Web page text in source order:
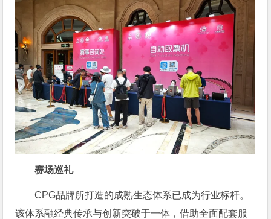
赛场巡礼
CPG品牌所打造的成熟生态体系已成为行业标杆。
该体系融经典传承与创新突破于一体，借助全面配套服